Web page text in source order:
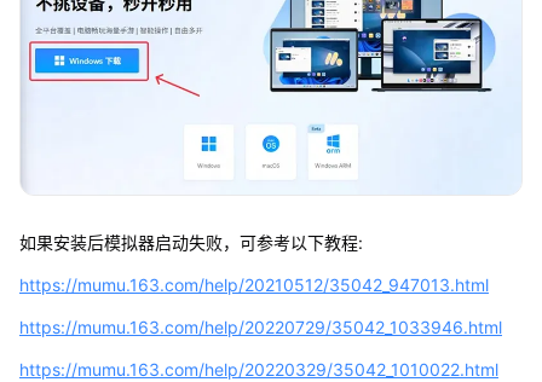
如果安装后模拟器启动失败，可参考以下教程:
https://mumu.163.com/help/20210512/35042_947013.html
https://mumu.163.com/help/20220729/35042_1033946.html
https://mumu.163.com/help/20220329/35042_1010022.html